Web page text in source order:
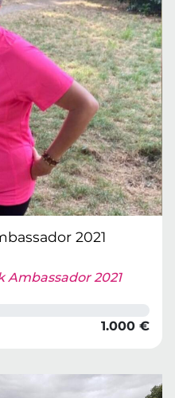
2021
Ambassador 2021
1.000 €